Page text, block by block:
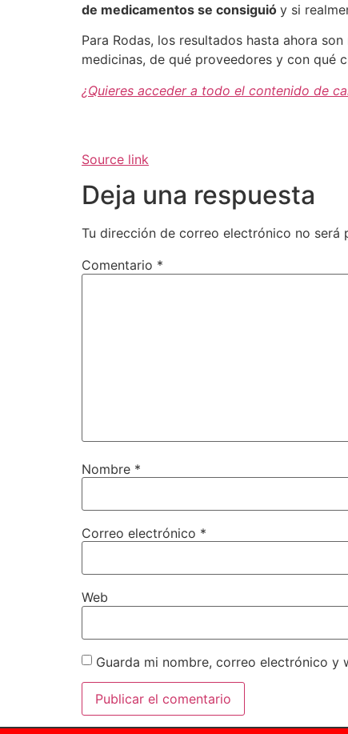
de medicamentos se consiguió y si
Para Rodas, los resultados hasta ahora
medicinas, de qué proveedores y con qué
¿Quieres acceder a todo el contenido de
Source link
Deja una respuesta
Tu dirección de correo electrónico no será
Comentario *
Nombre *
Correo electrónico *
Web
Guarda mi nombre, correo electrónico y